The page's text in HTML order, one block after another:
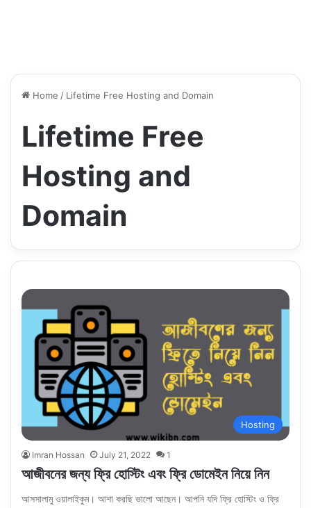
Home / Lifetime Free Hosting and Domain
Lifetime Free
Hosting and
Domain
Hosting
Imran Hossan July 21, 2022 1
আজীবনের জন্য ফ্রি হোস্টিং এবং ফ্রি ডোমেইন নিয়ে নিন
আসসালামু ওয়ালাইকুম। আশা করছি ভালো আছেন। আপনি যদি ফ্রি হোস্টিং ও ফ্রি